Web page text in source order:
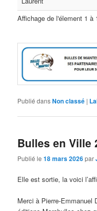
Affichage de l'élement 1 à
Publié dansNon classé |
Bulles en Ville
Publié le18 mars 2026par
Elle est sortie, la voici
Merci à Pierre-Emmanuel